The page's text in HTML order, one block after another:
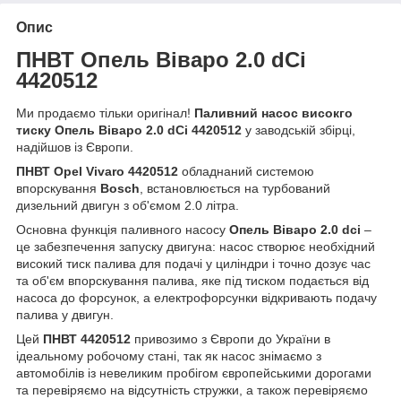
Опис
ПНВТ Опель Віваро 2.0 dCi
4420512
Ми продаємо тільки оригінал! Паливний насос високго
тиску Опель Віваро 2.0 dCi 4420512 у заводській збірці,
надійшов із Європи.
ПНВТ Opel Vivaro 4420512 обладнаний системою
впорскування Bosch, встановлюється на турбований
дизельний двигун з об'ємом 2.0 літра.
Основна функція паливного насосу Опель Віваро 2.0 dci –
це забезпечення запуску двигуна: насос створює необхідний
високий тиск палива для подачі у циліндри і точно дозує час
та об'єм впорскування палива, яке під тиском подається від
насоса до форсунок, а електрофорсунки відкривають подачу
палива у двигун.
Цей ПНВТ 4420512 привозимо з Європи до України в
ідеальному робочому стані, так як насос знімаємо з
автомобілів із невеликим пробігом європейськими дорогами
та перевіряємо на відсутність стружки, а також перевіряємо